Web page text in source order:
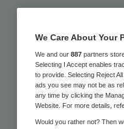
We Care About Your
We and our 887 partners
Selecting I Accept enables
to provide. Selecting Reject
ads you see may not be as
any time by clicking the
Website. For more details,
Would you rather not? Then